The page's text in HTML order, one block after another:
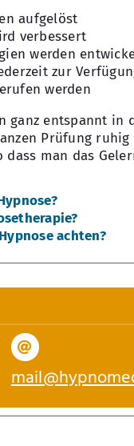
aufgelöst
verbessert
werden
zur
werden
ganz entspannt in
Prüfung
man das
achten?